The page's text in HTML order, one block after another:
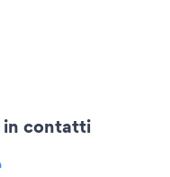
in contatti